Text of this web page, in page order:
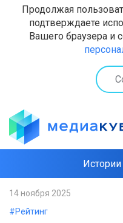
Продолжая
подтверждаете
Вашего браузера и
14 ноября 2025
#Рейтинг